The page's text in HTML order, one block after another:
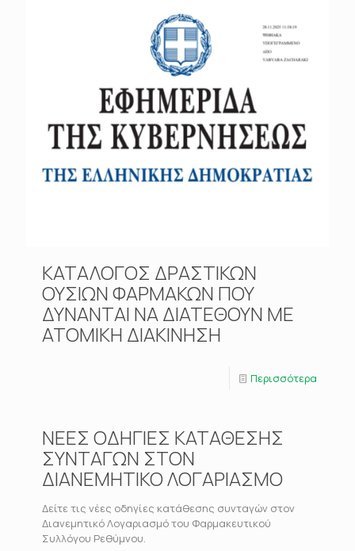
ΚΑΤΑΛΟΓΟΣ ΔΡΑΣΤΙΚΩΝ
ΟΥΣΙΩΝ ΦΑΡΜΑΚΩΝ ΠΟΥ
ΔΥΝΑΝΤΑΙ ΝΑ ΔΙΑΤΕΘΟΥΝ ΜΕ
ΑΤΟΜΙΚΗ ΔΙΑΚΙΝΗΣΗ
Περισσότερα
ΝΕΕΣ ΟΔΗΓΙΕΣ ΚΑΤΑΘΕΣΗΣ
ΣΥΝΤΑΓΩΝ ΣΤΟΝ
ΔΙΑΝΕΜΗΤΙΚΟ ΛΟΓΑΡΙΑΣΜΟ
Δείτε τις νέες οδηγίες κατάθεσης συνταγών στον
Διανεμητικό Λογαριασμό του Φαρμακευτικού
Συλλόγου Ρεθύμνου.